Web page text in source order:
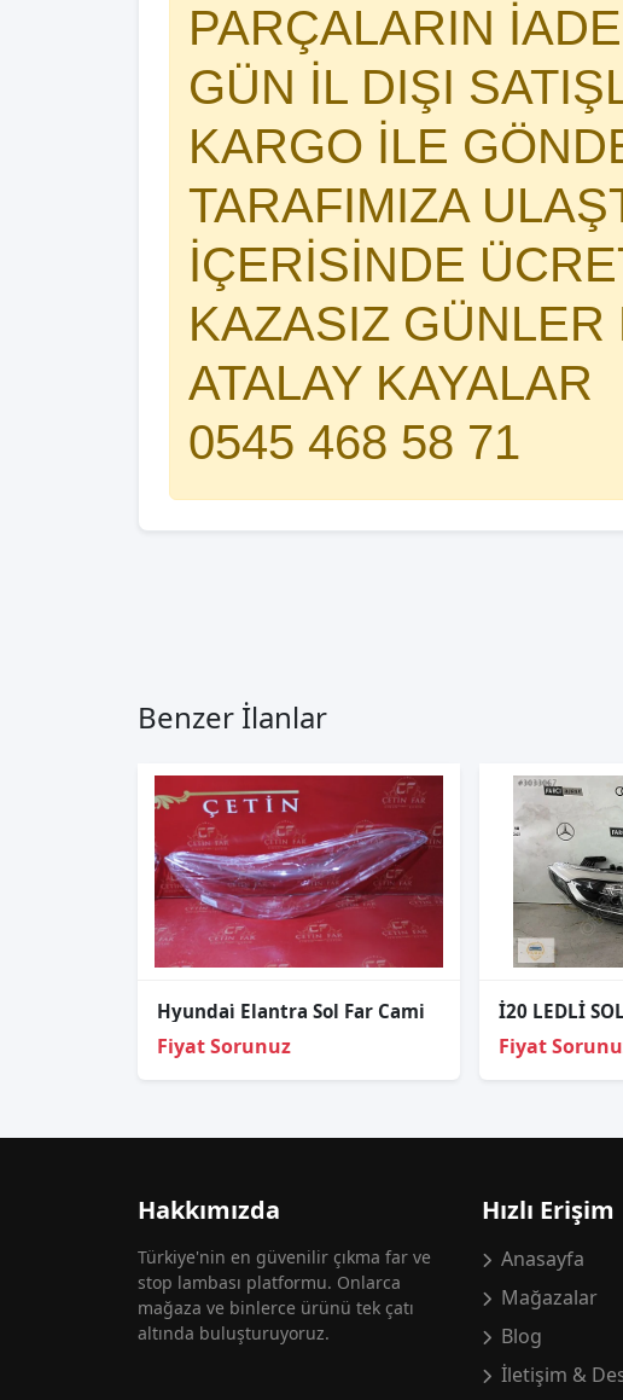
PARÇALARIN
GÜN İL DIŞI
KARGO İLE
TARAFIMIZA
İÇERİSİNDE
KAZASIZ GÜNLER
ATALAY KAYALAR
0545 468 58 71
Benzer İlanlar
Hyundai̇ Elantra Sol Far Cami
Fiyat Sorunuz
İ20 LEDLİ
Fiyat
Hakkımızda
Türkiye'nin en güvenilir çıkma far ve
stop lambası platformu. Onlarca
mağaza ve binlerce ürünü tek çatı
altında buluşturuyoruz.
Hızlı Erişim
Anasayfa
Mağazalar
Blog
İletişim &